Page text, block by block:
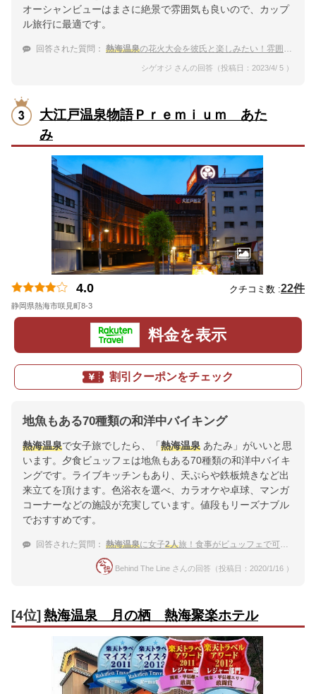
オーシャンビューはまさに絶景で雰囲気も良いので、カップ
ル旅行に最適です。
回答された質問： 熱海温泉の花火大会を彼氏と楽しみたい！雰囲気が良い温泉宿
シゲオジ さんの回答（投稿日：2023/4/ 5 ）
大江戸温泉物語Ｐｒｅｍｉｕｍ あた
み
4.0 クチコミ数 :22件
静岡県熱海市咲見町8-3
料金を表示
割引クーポンをチェック
地魚もある70種類の和洋中バイキング
熱海温泉で女子旅でしたら、「 熱海温泉 あたみ」がいいと思
います。夕食ビュッフェは地魚もある70種類の和洋中バイキ
ングです。ライブキッチンもあり、天ぷらや鉄板焼きなど出
来立てを頂けます。色浴衣を選べ、カラオケや卓球、マンガ
コーナーなどの施設が充実しています。値段もリーズナブル
でおすすめです。
回答された質問： 熱海温泉に女子2人旅！食事がビュッフェで可愛い浴衣がレンタルできる宿はありますか？
Behind The Line さんの回答（投稿日：2020/1/16 ）
[4位] 熱海温泉 月の栖 熱海聚楽ホテル